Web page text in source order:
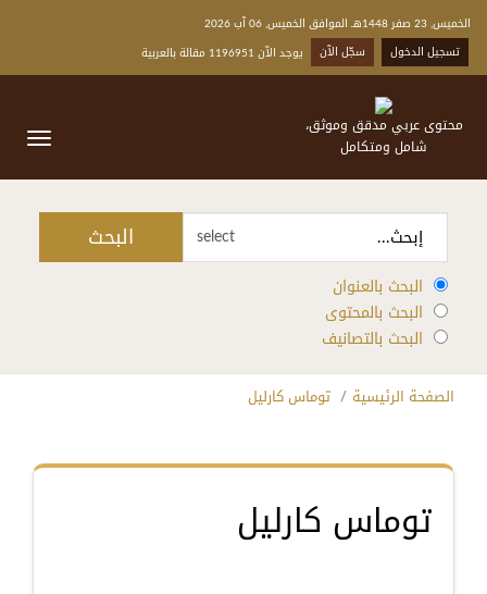
الخميس, 23 صفر 1448هـ الموافق الخميس, 06 آب 2026
تسجيل الدخول
سجّل الآن يوجد الآن 1196951 مقالة بالعربية
محتوى عربي مدقق وموثق،
شامل ومتكامل
select البحث
البحث بالعنوان
البحث بالمحتوى
البحث بالتصانيف
الصفحة الرئيسية توماس كارليل
توماس كارليل